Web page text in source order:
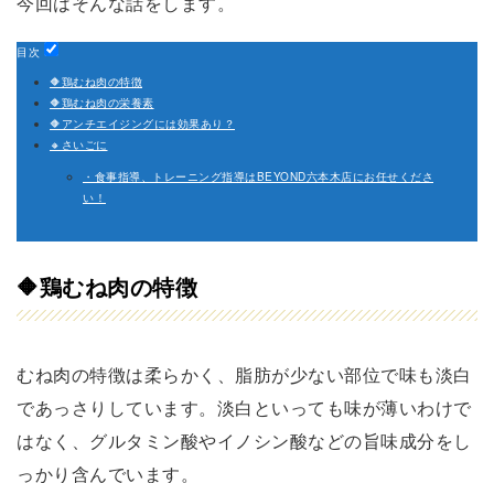
目次
🔶鶏むね肉の特徴
🔶鶏むね肉の栄養素
🔶アンチエイジングには効果あり？
🔸さいごに
・食事指導、トレーニング指導はBEYOND六本木店にお任せくださ
い！
🔶鶏むね肉の特徴
むね肉の特徴は柔らかく、脂肪が少ない部位で味も淡白
であっさりしています。淡白といっても味が薄いわけで
はなく、グルタミン酸やイノシン酸などの旨味成分をし
っかり含んでいます。